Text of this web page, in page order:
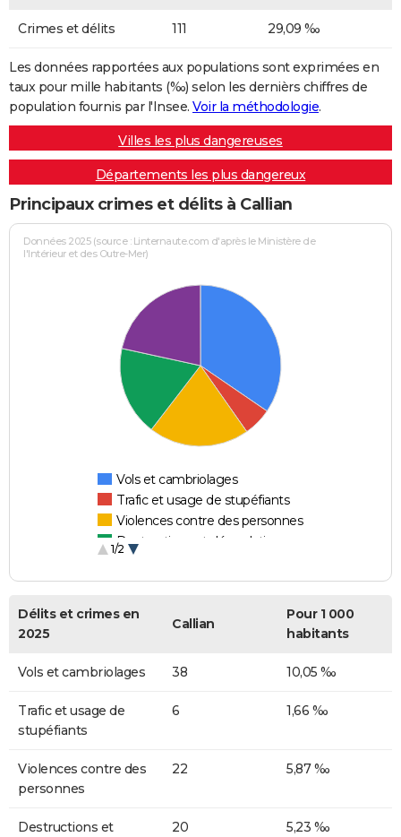
Crimes et délits 111 29,09 ‰
Les données rapportées aux populations sont exprimées en
taux pour mille habitants (‰) selon les dernièrs chiffres de
population fournis par l'Insee. Voir la méthodologie.
Villes les plus dangereuses
Départements les plus dangereux
Principaux crimes et délits à Callian
Données 2025 (source : Linternaute.com d'après le Ministère de
l'Intérieur et des Outre-Mer)
Vols et cambriolages
Trafic et usage de stupéfiants
Violences contre des personnes
Destructions et dégradations
1/2
Délits et crimes en
2025
Callian
Pour 1 000
habitants
Vols et cambriolages 38 10,05 ‰
Trafic et usage de
stupéfiants
6 1,66 ‰
Violences contre des
personnes
22 5,87 ‰
Destructions et
20 5,23 ‰